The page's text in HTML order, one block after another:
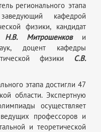
регионального этапа
кафедрой
физики, кандидат
Н.В. Митрошенкови
доцент кафедры
физики
С.В.
этапа достигли 47
области. Экспертную
осуществляет
профессоров и
и теоретической